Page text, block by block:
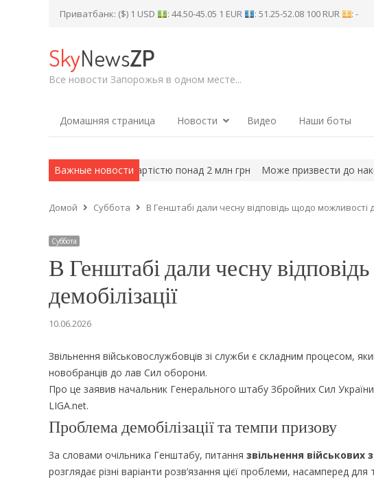
Приватбанк: ($) 1 USD : 44.50-45.05 1 EUR : 51.25-52.08 100 RUR : -
SkyNewsZP
Все новости Запорожья в одном месте...
Домашняя страница Новости Видео Наши боты
Важные новости
етносимпозіум вартістю понад 2 млн грн Може призвести до
Домой Суббота В Генштабі дали чесну відповідь щодо можливості
Суббота
В Генштабі дали чесну
демобілізації
10.06.2026
Звільнення військовослужбовців зі служби є складним процесом,
новобранців до лав Сил оборони.
Про це заявив начальник Генерального штабу Збройних Сил
LIGA.net.
Проблема демобілізації та темпи призову
За словами очільника Генштабу, питання звільнення
розглядає різні варіанти розв’язання цієї проблеми, насамперед